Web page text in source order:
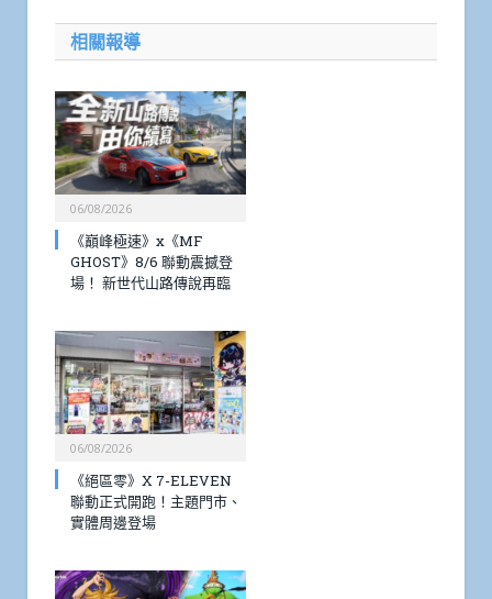
相關報導
06/08/2026
《巔峰極速》x《MF
GHOST》8/6 聯動震撼登
場！ 新世代山路傳說再臨
06/08/2026
《絕區零》X 7-ELEVEN
聯動正式開跑！主題門市、
實體周邊登場